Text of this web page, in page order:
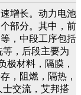
增长。动力电池
部分。其中，前
，中段工序包括
，后段主要为
极材料，隔膜，
，阻燃，隔热，
交流，艾邦搭